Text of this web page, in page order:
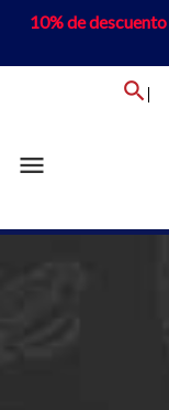
10% de descuento
menu